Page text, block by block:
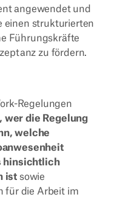
angewendet und
einen strukturierten
Führungskräfte
zu fördern.
Regelungen
wer die Regelung
welche
hinsichtlich
ist sowie
für die Arbeit im